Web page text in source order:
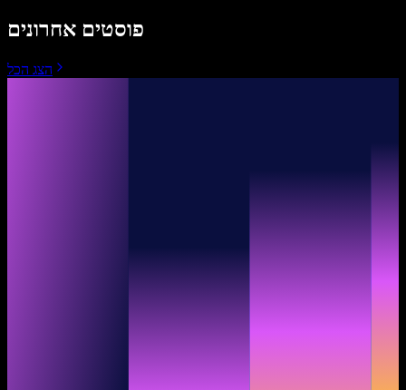
פוסטים אחרונים
הצג הכל